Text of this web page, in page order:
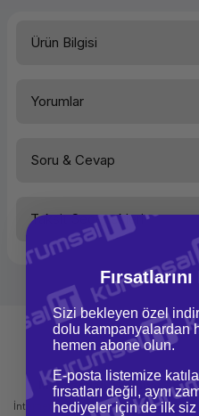
Ürün Bilgisi
Yorumlar
Soru & Cevap
Ürün hakkında
Taksit Seçenekleri
Mağazadan Teslimat
İnternetten sipariş et ve mağazadan
Sizi bekleyen özel
dolu kampanyalardan
hemen abone olun.
E-posta listemize
fırsatları değil, aynı
hediyeler için de ilk siz